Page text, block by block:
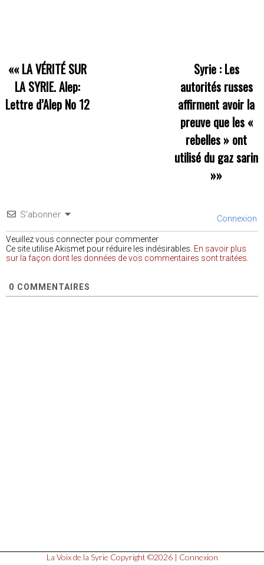
«« LA VÉRITÉ SUR
LA SYRIE. Alep:
Lettre d’Alep No 12
Syrie : Les
autorités russes
affirment avoir la
preuve que les «
rebelles » ont
utilisé du gaz sarin
»»
S’abonner Connexion
Veuillez vous connecter pour commenter
Ce site utilise Akismet pour réduire les indésirables. En savoir plus
sur la façon dont les données de vos commentaires sont traitées
0 COMMENTAIRES
La Voix de la Syrie Copyright ©2026 | Connexion